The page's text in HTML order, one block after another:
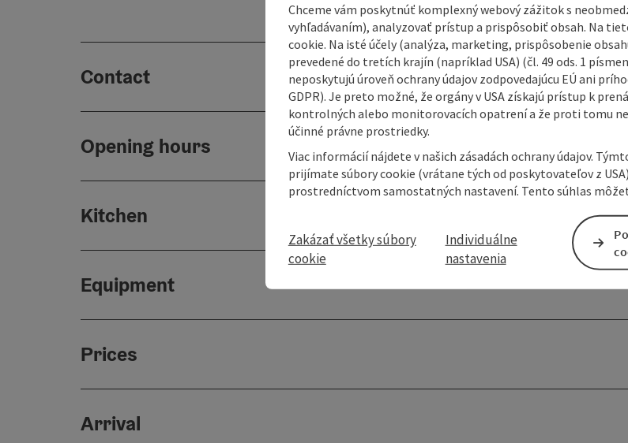
Contact
Opening hours
Kitchen
Equipment
Prices
Arrival
Chceme vám poskytnúť komplexný webový zážitok s
vyhľadávaním), analyzovať prístup a prispôsobiť obsah. Na
cookie. Na isté účely (analýza, marketing, prispôsobenie
prevedené do tretích krajín (napríklad USA) (čl. 49 ods. 1
neposkytujú úroveň ochrany údajov zodpovedajúcu EÚ ani
GDPR). Je preto možné, že orgány v USA získajú prístup k
kontrolných alebo monitorovacích opatrení a že proti tomu
účinné právne prostriedky.
Viac informácií nájdete v našich zásadách ochrany údajov.
prijímate súbory cookie (vrátane tých od poskytovateľov z
prostredníctvom samostatných nastavení. Tento súhlas
Zakázať všetky súbory
cookie
Individuálne
nastavenia